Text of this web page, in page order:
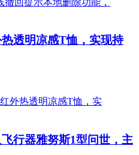
透明凉感T恤，实现持
行器雅努斯1型问世，主